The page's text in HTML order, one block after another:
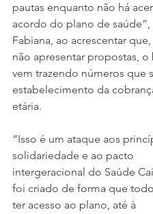
pautas enquanto não há
acordo do plano de
Fabiana, ao acrescentar
não apresentar propostas, o
vem trazendo números que
estabelecimento da
etária.
“Isso é um ataque aos
solidariedade e ao pacto
intergeracional do Saúde
foi criado de forma que
ter acesso ao plano, até à